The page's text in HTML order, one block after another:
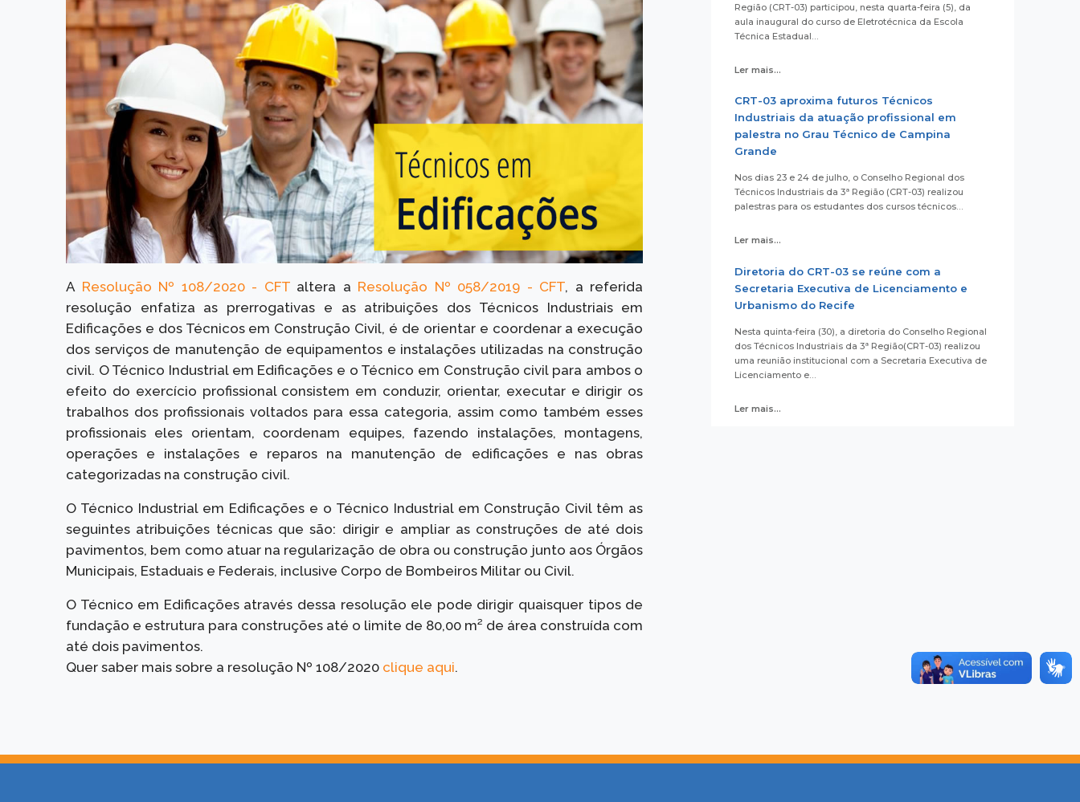
A Resolução Nº 108/2020 - CFTaltera a Resolução Nº 058/2019 - CFT, a referida
resolução enfatiza as prerrogativas e as atribuições dos Técnicos Industriais em
Edificações e dos Técnicos em Construção Civil, é de orientar e coordenar a execução
dos serviços de manutenção de equipamentos e instalações utilizadas na construção
civil. O Técnico Industrial em Edificações e o Técnico em Construção civil para ambos o
efeito do exercício profissional consistem em conduzir, orientar, executar e dirigir os
trabalhos dos profissionais voltados para essa categoria, assim como também esses
profissionais eles orientam, coordenam equipes, fazendo instalações, montagens,
operações e instalações e reparos na manutenção de edificações e nas obras
categorizadas na construção civil.
O Técnico Industrial em Edificações e o Técnico Industrial em Construção Civil têm as
seguintes atribuições técnicas que são: dirigir e ampliar as construções de até dois
pavimentos, bem como atuar na regularização de obra ou construção junto aos Órgãos
Municipais, Estaduais e Federais, inclusive Corpo de Bombeiros Militar ou Civil.
O Técnico em Edificações através dessa resolução ele pode dirigir quaisquer tipos de
fundação e estrutura para construções até o limite de 80,00 m² de área construída com
até dois pavimentos.
Quer saber mais sobre a resolução Nº 108/2020 clique aqui.
Região (CRT-03) participou, nesta quarta-feira (5), da
aula inaugural do curso de Eletrotécnica da Escola
Técnica Estadual…
Ler mais...
CRT-03 aproxima futuros Técnicos
Industriais da atuação profissional em
palestra no Grau Técnico de Campina
Grande
Nos dias 23 e 24 de julho, o Conselho Regional dos
Técnicos Industriais da 3ª Região (CRT-03) realizou
palestras para os estudantes dos cursos técnicos…
Ler mais...
Diretoria do CRT-03 se reúne com a
Secretaria Executiva de Licenciamento e
Urbanismo do Recife
Nesta quinta-feira (30), a diretoria do Conselho Regional
dos Técnicos Industriais da 3ª Região(CRT-03) realizou
uma reunião institucional com a Secretaria Executiva de
Licenciamento e…
Ler mais...